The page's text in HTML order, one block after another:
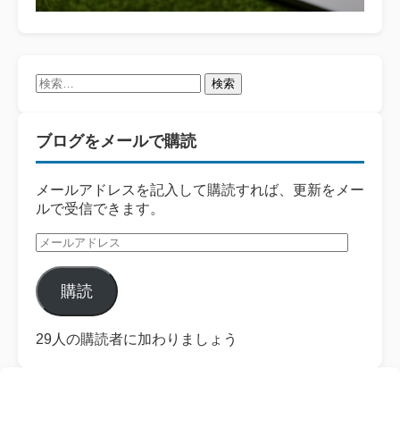
検
ブログをメールで購読
メールアドレスを記入して購読すれば、更新をメー
ルで受信できます。
メ
ル
ア
ド
レ
購読
29人の購読者に加わりましょう